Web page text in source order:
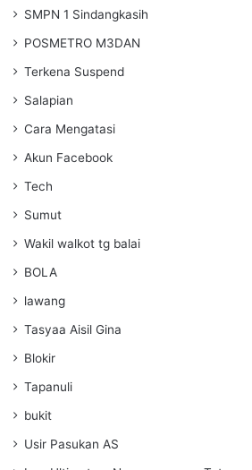
SMPN 1 Sindangkasih
POSMETRO M3DAN
Terkena Suspend
Salapian
Cara Mengatasi
Akun Facebook
Tech
Sumut
Wakil walkot tg balai
BOLA
lawang
Tasyaa Aisil Gina
Blokir
Tapanuli
bukit
Usir Pasukan AS